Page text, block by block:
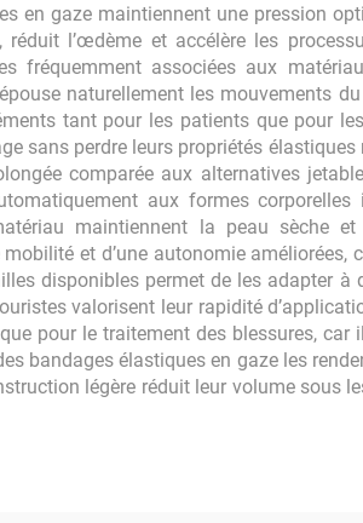
en gaze maintiennent une pression
l’œdème et accélère les
fréquemment associées aux
naturellement les mouvements
tant pour les patients que pour
sans perdre leurs propriétés
comparée aux alternatives
aux formes corporelles
maintiennent la peau sèche
et d’une autonomie améliorées,
disponibles permet de les adapter à
valorisent leur rapidité
pour le traitement des blessures, car
bandages élastiques en gaze les
légère réduit leur volume sous